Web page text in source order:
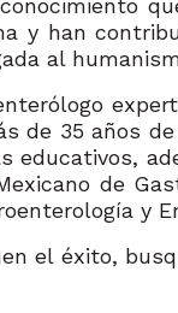
y han
al
de 35 años
educativos,
de
y
el éxito,